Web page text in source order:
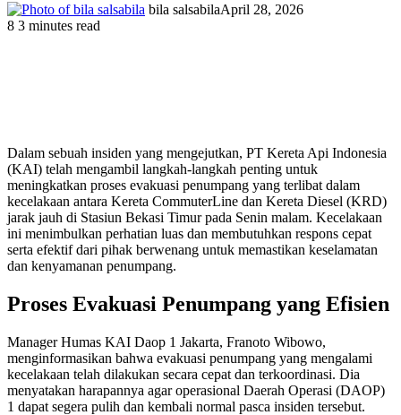
bila salsabilaApril 28, 2026
8 3 minutes read
Dalam sebuah insiden yang mengejutkan, PT Kereta Api Indonesia
(KAI) telah mengambil langkah-langkah penting untuk
meningkatkan proses evakuasi penumpang yang terlibat dalam
kecelakaan antara Kereta CommuterLine dan Kereta Diesel (KRD)
jarak jauh di Stasiun Bekasi Timur pada Senin malam. Kecelakaan
ini menimbulkan perhatian luas dan membutuhkan respons cepat
serta efektif dari pihak berwenang untuk memastikan keselamatan
dan kenyamanan penumpang.
Proses Evakuasi Penumpang yang Efisien
Manager Humas KAI Daop 1 Jakarta, Franoto Wibowo,
menginformasikan bahwa evakuasi penumpang yang mengalami
kecelakaan telah dilakukan secara cepat dan terkoordinasi. Dia
menyatakan harapannya agar operasional Daerah Operasi (DAOP)
1 dapat segera pulih dan kembali normal pasca insiden tersebut.